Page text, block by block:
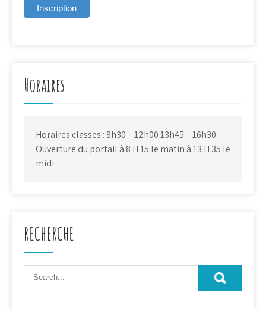
Horaires
Horaires classes : 8h30 – 12h00 13h45 – 16h30
Ouverture du portail à 8 H 15 le matin à 13 H 35 le
midi
RECHERCHE